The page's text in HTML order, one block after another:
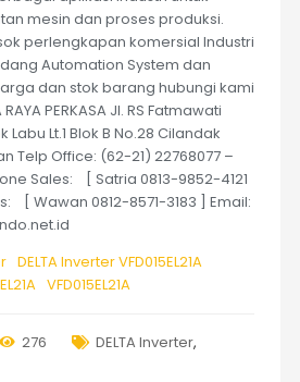
mesin dan proses produksi.
perlengkapan komersial Industri
Automation System dan
dan stok barang hubungi kami
PERKASA Jl. RS Fatmawati
Lt.1 Blok B No.28 Cilandak
Telp Office: (62-21) 22768077 –
Sales: [ Satria 0813-9852-4121
[ Wawan 0812-8571-3183 ] Email:
DELTA Inverter VFD015EL21A
VFD015EL21A
276 DELTA Inverter,